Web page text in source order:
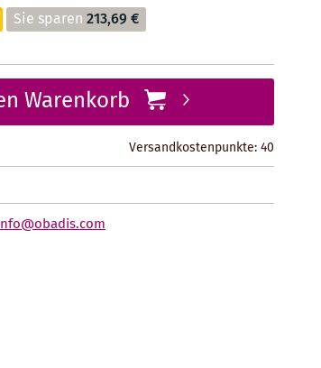
Sie sparen 213,69 €
Warenkorb
Versandkostenpunkte:40